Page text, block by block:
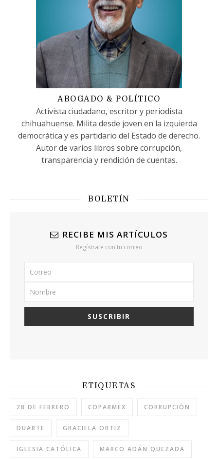
ABOGADO & POLÍTICO
Activista ciudadano, escritor y periodista
chihuahuense. Milita desde joven en la izquierda
democrática y es partidario del Estado de derecho.
Autor de varios libros sobre corrupción,
transparencia y rendición de cuentas.
BOLETÍN
RECIBE MIS ARTÍCULOS
Regístrate con tu correo
ETIQUETAS
28 DE FEBRERO COPARMEX CORRUPCIÓN
DUARTE GRACIELA ORTIZ
IGLESIA CATÓLICA MARCO ADÁN QUEZADA